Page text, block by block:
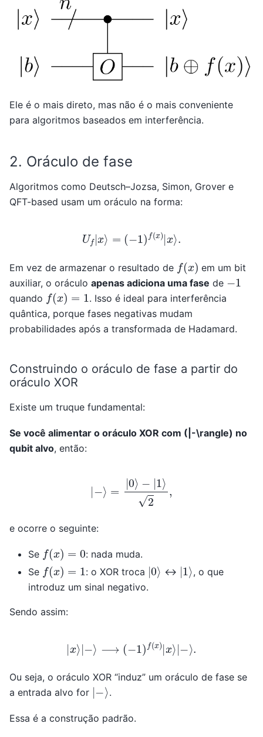
Ele é o mais direto, mas não é o mais conveniente
para algoritmos baseados em interferência.
2. Oráculo de fase
Algoritmos como Deutsch–Jozsa, Simon, Grover e
QFT-based usam um oráculo na forma:
U f x − ) f(x)|x ⟩
Em vez de armazenar o resultado de f(x) em um bit
auxiliar, o oráculo apenas adiciona uma fase de 1
quando f(x)=
. Isso é ideal para interferência
quântica, porque fases negativas mudam
probabilidades após a transformada de Hadamard.
Construindo o oráculo de fase a partir do
oráculo XOR
Existe um truque fundamental:
Se você alimentar o oráculo XOR com (|-\rangle) no
qubit alvo, então:
0⟩− ⟩2,
e ocorre o seguinte:
Se f(x)=
: nada muda.
Se f(x)= : o XOR troca |0⟩ ↔ |1 ⟩ , o que
introduz um sinal negativo.
Sendo assim:
x ⟩ − − )f( x)|x | − .
Ou seja, o oráculo XOR “induz” um oráculo de fase se
a entrada alvo for | ⟩ .
Essa é a construção padrão.